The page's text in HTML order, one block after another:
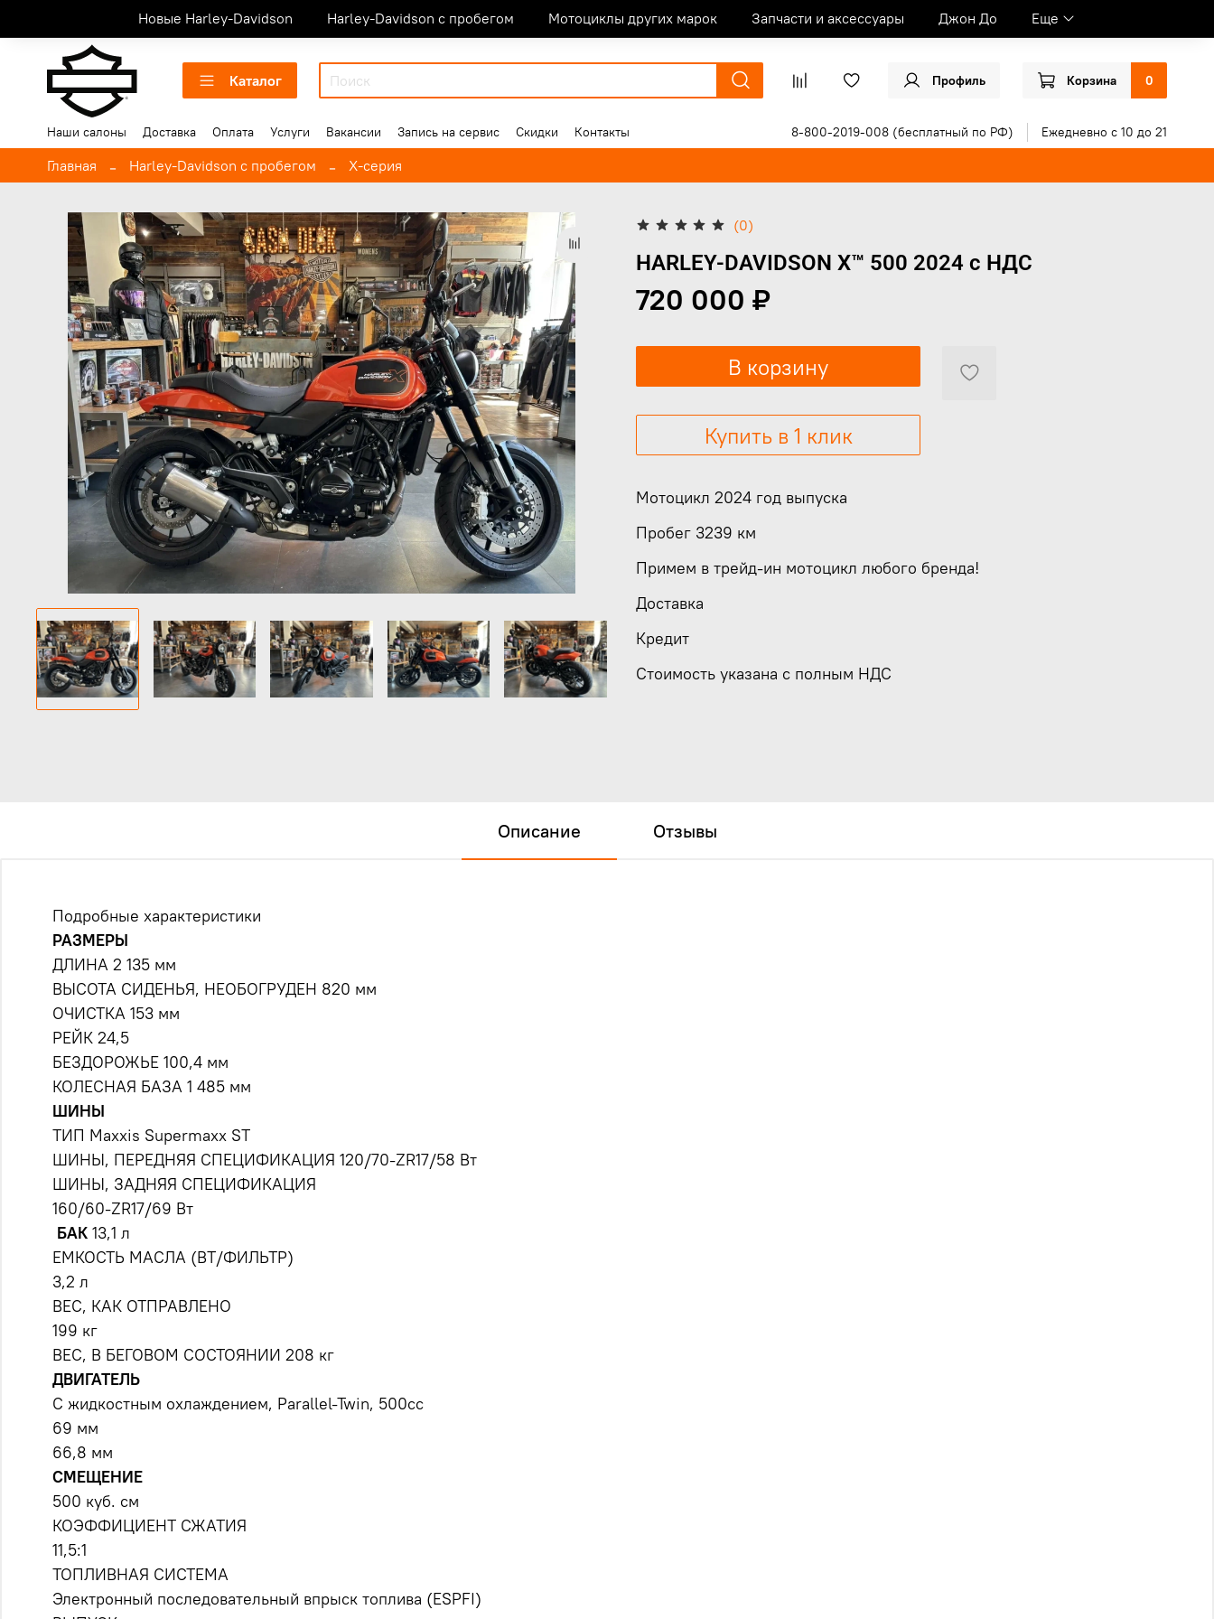
Новые Harley-Davidson Harley-Davidson с пробегом Мотоциклы других марок Запчасти и аксессуары Джон До Еще
Каталог Профиль Корзина 0
Наши салоны Доставка Оплата Услуги Вакансии Запись на сервис Скидки Контакты 8-800-2019-008 (бесплатный по РФ) Ежедневно с 10 до 21
Главная Harley-Davidson с пробегом X-серия
(0)
HARLEY-DAVIDSON X™ 500 2024 с НДС
720 000 ₽
В корзину
Купить в 1 клик
Мотоцикл 2024 год выпуска
Пробег 3239 км
Примем в трейд-ин мотоцикл любого бренда!
Доставка
Кредит
Стоимость указана с полным НДС
Описание Отзывы
Подробные характеристики
РАЗМЕРЫ
ДЛИНА 2 135 мм
ВЫСОТА СИДЕНЬЯ, НЕОБОГРУДЕН 820 мм
ОЧИСТКА 153 мм
РЕЙК 24,5
БЕЗДОРОЖЬЕ 100,4 мм
КОЛЕСНАЯ БАЗА 1 485 мм
ШИНЫ
ТИП Maxxis Supermaxx ST
ШИНЫ, ПЕРЕДНЯЯ СПЕЦИФИКАЦИЯ 120/70-ZR17/58 Вт
ШИНЫ, ЗАДНЯЯ СПЕЦИФИКАЦИЯ
160/60-ZR17/69 Вт
БАК 13,1 л
ЕМКОСТЬ МАСЛА (ВТ/ФИЛЬТР)
3,2 л
ВЕС, КАК ОТПРАВЛЕНО
199 кг
ВЕС, В БЕГОВОМ СОСТОЯНИИ 208 кг
ДВИГАТЕЛЬ
С жидкостным охлаждением, Parallel-Twin, 500cc
69 мм
66,8 мм
СМЕЩЕНИЕ
500 куб. см
КОЭФФИЦИЕНТ СЖАТИЯ
11,5:1
ТОПЛИВНАЯ СИСТЕМА
Электронный последовательный впрыск топлива (ESPFI)